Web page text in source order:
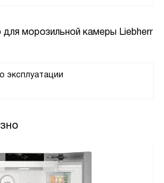
для морозильной камеры Liebherr
эксплуатации